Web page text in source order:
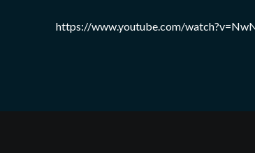
https://www.youtube.com/